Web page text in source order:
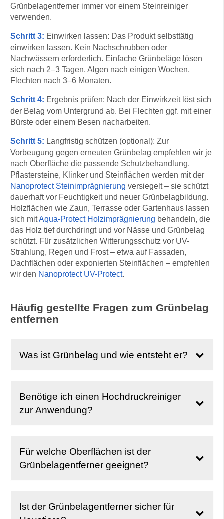
Grünbelagentferner immer vor einem Steinreiniger
verwenden.
Schritt 3: Einwirken lassen: Das Produkt selbsttätig
einwirken lassen. Kein Nachschrubben oder
Nachwässern erforderlich. Einfache Grünbeläge lösen
sich nach 2–3 Tagen, Algen nach einigen Wochen,
Flechten nach 3–6 Monaten.
Schritt 4: Ergebnis prüfen: Nach der Einwirkzeit löst sich
der Belag vom Untergrund ab. Bei Flechten ggf. mit einer
Bürste oder einem Besen nacharbeiten.
Schritt 5: Langfristig schützen (optional): Zur
Vorbeugung gegen erneuten Grünbelag empfehlen wir je
nach Oberfläche die passende Schutzbehandlung.
Pflastersteine, Klinker und Steinflächen werden mit der
Nanoprotect Steinimprägnierung versiegelt – sie schützt
dauerhaft vor Feuchtigkeit und neuer Grünbelagbildung.
Holzflächen wie Zaun, Terrasse oder Gartenhaus lassen
sich mitAqua-Protect Holzimprägnierung behandeln, die
das Holz tief durchdringt und vor Nässe und Grünbelag
schützt. Für zusätzlichen Witterungsschutz vor UV-
Strahlung, Regen und Frost – etwa auf Fassaden,
Dachflächen oder exponierten Steinflächen – empfehlen
wir den Nanoprotect UV-Protect.
Häufig gestellte Fragen zum Grünbelag
entfernen
Was ist Grünbelag und wie entsteht er?
Benötige ich einen Hochdruckreiniger
zur Anwendung?
Für welche Oberflächen ist der
Grünbelagentferner geeignet?
Ist der Grünbelagentferner sicher für